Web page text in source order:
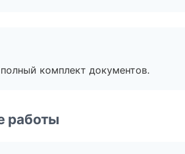
комплект документов.
работы